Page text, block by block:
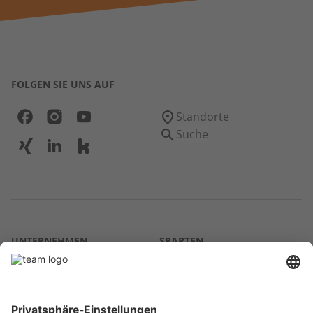
FOLGEN SIE UNS AUF
Standorte
Suche
UNTERNEHMEN
Über uns
Karriere
SPARTEN